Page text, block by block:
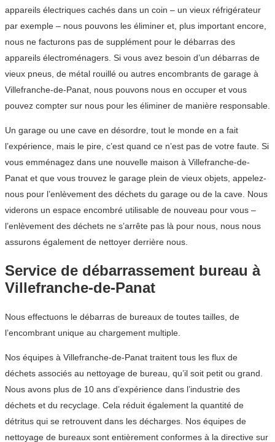
appareils électriques cachés dans un coin – un vieux réfrigérateur
par exemple – nous pouvons les éliminer et, plus important encore,
nous ne facturons pas de supplément pour le débarras des
appareils électroménagers. Si vous avez besoin d’un débarras de
vieux pneus, de métal rouillé ou autres encombrants de garage à
Villefranche-de-Panat, nous pouvons nous en occuper et vous
pouvez compter sur nous pour les éliminer de manière responsable.
Un garage ou une cave en désordre, tout le monde en a fait
l’expérience, mais le pire, c’est quand ce n’est pas de votre faute. Si
vous emménagez dans une nouvelle maison à Villefranche-de-
Panat et que vous trouvez le garage plein de vieux objets, appelez-
nous pour l’enlèvement des déchets du garage ou de la cave. Nous
viderons un espace encombré utilisable de nouveau pour vous –
l’enlèvement des déchets ne s’arrête pas là pour nous, nous nous
assurons également de nettoyer derrière nous.
Service de débarrassement bureau à
Villefranche-de-Panat
Nous effectuons le débarras de bureaux de toutes tailles, de
l’encombrant unique au chargement multiple.
Nos équipes à Villefranche-de-Panat traitent tous les flux de
déchets associés au nettoyage de bureau, qu’il soit petit ou grand.
Nous avons plus de 10 ans d’expérience dans l’industrie des
déchets et du recyclage. Cela réduit également la quantité de
détritus qui se retrouvent dans les décharges. Nos équipes de
nettoyage de bureaux sont entièrement conformes à la directive sur